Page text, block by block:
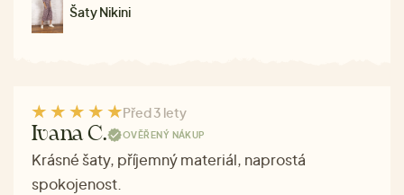
Šaty Nikini
Před 3 lety
Ivana C. OVĚŘENÝ NÁKUP
Krásné šaty, příjemný materiál, naprostá
spokojenost.